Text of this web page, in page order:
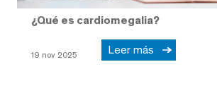
¿Qué es cardiomegalia?
19 nov 2025 Leer más